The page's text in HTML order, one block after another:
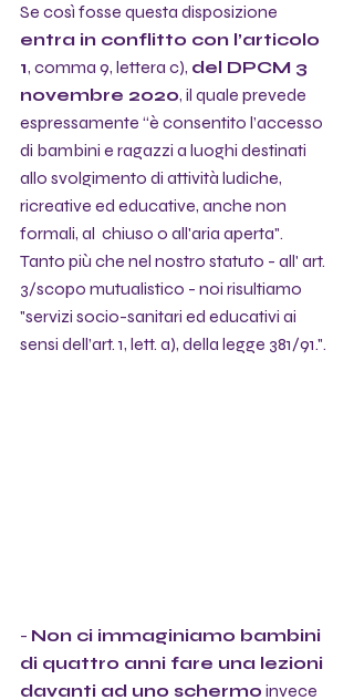
Se così fosse questa disposizione
entra in conflitto con l’articolo
1, comma 9, lettera c), del DPCM 3
novembre 2020, il quale prevede
espressamente “è consentito l’accesso
di bambini e ragazzi a luoghi destinati
allo svolgimento di attività ludiche,
ricreative ed educative, anche non
formali, al  chiuso o all'aria aperta".
Tanto più che nel nostro statuto - all' art.
3/scopo mutualistico - noi risultiamo
"servizi socio-sanitari ed educativi ai
sensi dell’art. 1, lett. a), della legge 381/91.".
- Non ci immaginiamo bambini
di quattro anni fare una lezioni
davanti ad uno schermo invece